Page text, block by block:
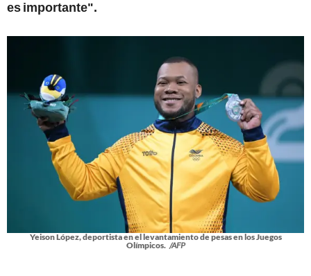
es importante".
Yeison López, deportista en el levantamiento de pesas en los Juegos
Olímpicos. /AFP